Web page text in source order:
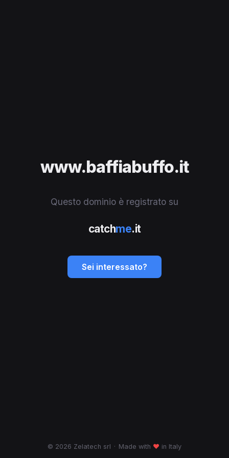
www.baffiabuffo.it
Questo dominio è registrato su
catchme.it
Sei interessato?
© 2026 Zelatech srl · Made with ♥ in Italy